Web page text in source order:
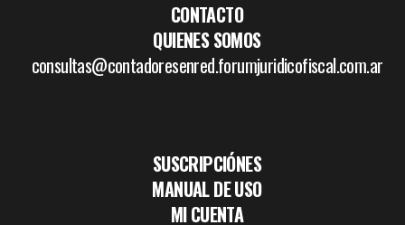
CONTACTO
QUIENES SOMOS
consultas@contadoresenred.forumjuridicofiscal.com.ar
SUSCRIPCIÓNES
MANUAL DE USO
MI CUENTA